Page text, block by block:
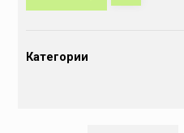
tКатегории